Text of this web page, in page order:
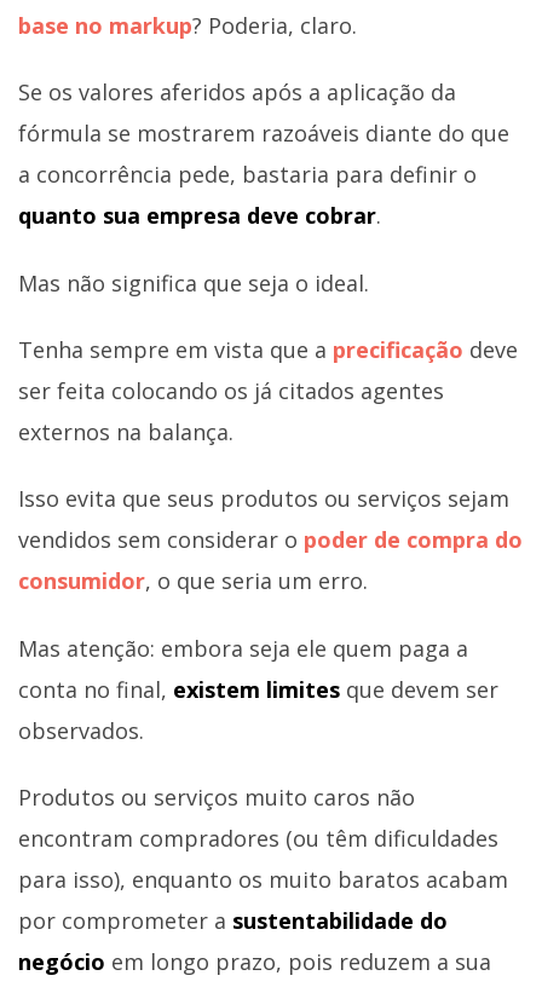
base no markup? Poderia, claro.
Se os valores aferidos após a aplicação da
fórmula se mostrarem razoáveis diante do que
a concorrência pede, bastaria para definir o
quanto sua empresa deve cobrar.
Mas não significa que seja o ideal.
Tenha sempre em vista que a precificação deve
ser feita colocando os já citados agentes
externos na balança.
Isso evita que seus produtos ou serviços sejam
vendidos sem considerar o poder de compra do
consumidor, o que seria um erro.
Mas atenção: embora seja ele quem paga a
conta no final, existem limites que devem ser
observados.
Produtos ou serviços muito caros não
encontram compradores (ou têm dificuldades
para isso), enquanto os muito baratos acabam
por comprometer a sustentabilidade do
negócio em longo prazo, pois reduzem a sua